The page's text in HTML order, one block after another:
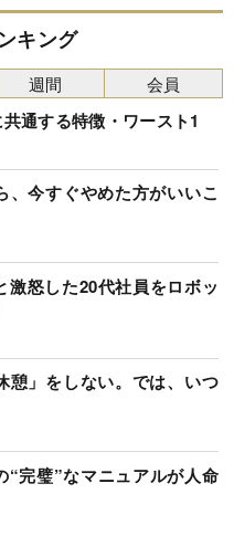
キング
通する特徴・ワースト1
、今すぐやめた方がいいこ
怒した20代社員をロボッ
憩」をしない。では、いつ
“完璧”なマニュアルが人命
週間 会員